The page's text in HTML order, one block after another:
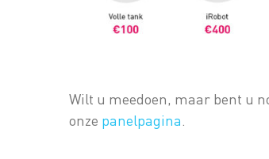
Wilt u meedoen, maar bent u
onze panelpagina